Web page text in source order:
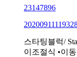
23147896
스타팅블럭/
이조절식 •이